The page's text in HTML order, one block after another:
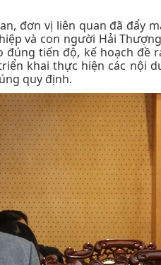
đơn vị liên quan đã đẩy
và con người Hải
tiến độ, kế hoạch đề
khai thực hiện các nội
quy định.